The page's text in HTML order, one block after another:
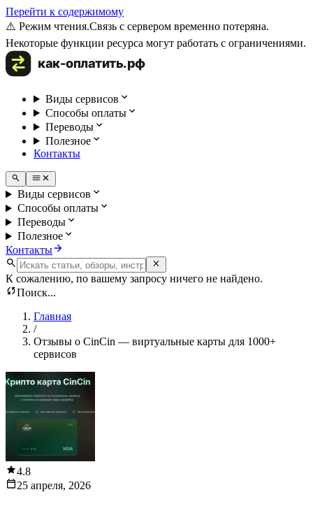
Перейти к содержимому
⚠️ Режим чтения.Связь с сервером временно потеряна.
Некоторые функции ресурса могут работать с ограничениями.
Виды сервисов
Способы оплаты
Переводы
Полезное
Контакты
Виды сервисов
Способы оплаты
Переводы
Полезное
Контакты
К сожалению, по вашему запросу ничего не найдено.
Поиск...
Главная
/
Отзывы о CinCin — виртуальные карты для 1000+
сервисов
4.8
25 апреля, 2026